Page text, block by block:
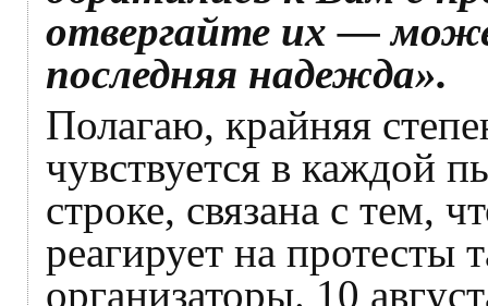
отвергайте их —
последняя надежда».
Полагаю, крайняя
чувствуется в каждой
строке, связана с тем,
реагирует на протесты
организаторы. 10